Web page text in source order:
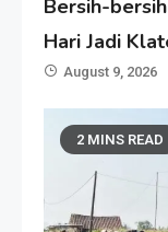
Bersih-
Hari Jadi
August 9, 2026
2 MINS READ